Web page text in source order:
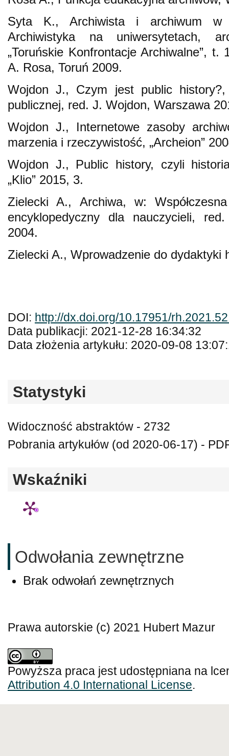
Syta K., Archiwista i archiwum w
Archiwistyka na uniwersytetach,
„Toruńskie Konfrontacje Archiwalne”,
A. Rosa, Toruń 2009.
Wojdon J., Czym jest public
publicznej, red. J. Wojdon, Warszawa
Wojdon J., Internetowe zasoby
marzenia i rzeczywistość, „Archeion”
Wojdon J., Public history, czyli
„Klio” 2015, 3.
Zielecki A., Archiwa, w:
encyklopedyczny dla nauczycieli,
2004.
Zielecki A., Wprowadzenie do dydaktyki
DOI: http://dx.doi.org/10.17951/
Data publikacji: 2021-12-28 16:34:32
Data złożenia artykułu: 2020-09-08
Statystyki
Widoczność abstraktów - 2732
Pobrania artykułów (od 2020-06-17) -
Wskaźniki
Odwołania zewnętrzne
Brak odwołań zewnętrznych
Prawa autorskie (c) 2021 Hubert Mazur
Powyższa praca jest udostępniana na
Attribution 4.0 International License.